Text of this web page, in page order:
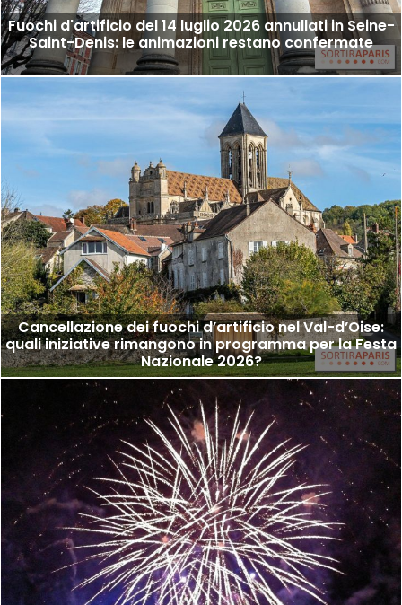
Fuochi d'artificio del 14 luglio 2026 annullati in Seine-
Saint-Denis: le animazioni restano confermate
Cancellazione dei fuochi d’artificio nel Val-d’Oise:
quali iniziative rimangono in programma per la Festa
Nazionale 2026?